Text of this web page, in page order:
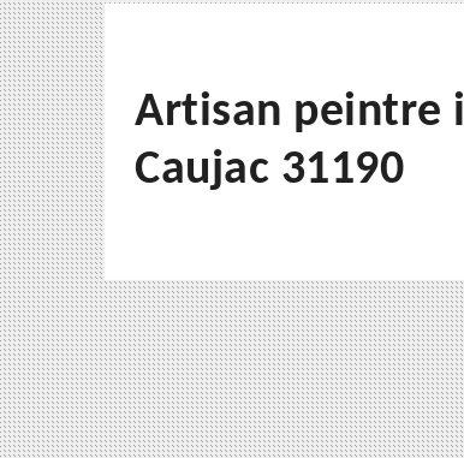
Artisan peintre
Caujac 31190